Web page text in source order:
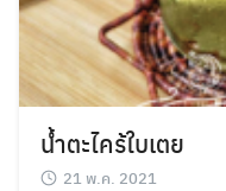
น้ำตะไคร้ใบเตย
21 พ.ค. 2021